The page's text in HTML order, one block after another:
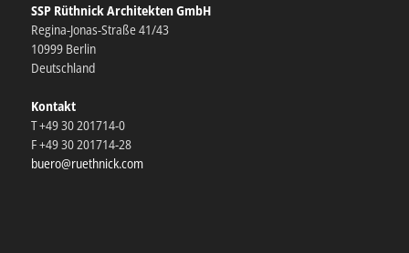
SSP Rüthnick Architekten GmbH
Regina-Jonas-Straße 41/43
10999 Berlin
Deutschland
Kontakt
T +49 30 201714-0
F +49 30 201714-28
buero@ruethnick.com